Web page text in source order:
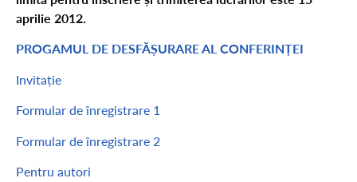
aprilie 2012.
PROGAMUL DE DESFĂȘURARE AL CONFERINȚEI
Invitație
Formular de înregistrare 1
Formular de înregistrare 2
Pentru autori